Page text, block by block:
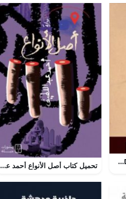
تحميل كتاب عجائب الخلق PDF تأليف جرجي زيدان مجانا [كامل] تحميل كتاب أصل الأنواع أحمد عبد اللطيف PDF مجانا